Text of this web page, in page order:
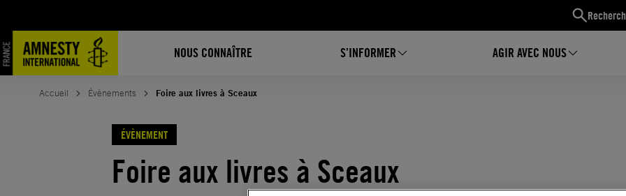
NOUS CONNAÎTRE S’INFORMER AGIR AVEC NOUS
Accueil Évènements Foire aux livres à Sceaux
ÉVÈNEMENT
Foire aux livres à Sceaux